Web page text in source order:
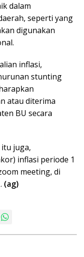
dalam
seperti yang
digunakan
inflasi,
stunting
atau diterima
BU secara
juga,
inflasi periode 1
meeting, di
(ag)